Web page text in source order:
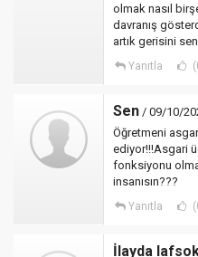
olmak nasıl
davranış
artık gerisini
Yanıtla
Sen / 09/10/
Öğretmeni
ediyor!!!Asgari
fonksiyonu
insanısın???
Yanıtla
İlayda